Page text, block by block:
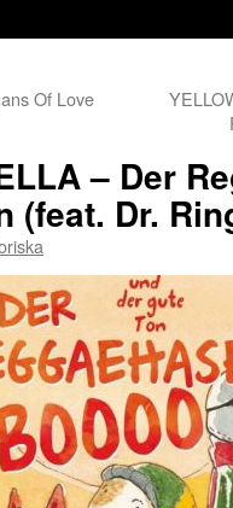
Of Love
– Der
(feat. Dr.